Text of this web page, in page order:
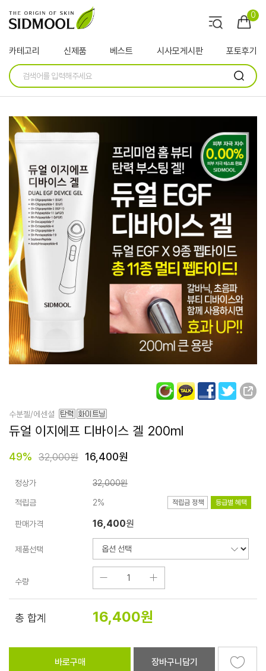
0
카테고리 신제품 베스트 시사모게시판 포토후기
수분젤/에센셜
듀얼 이지에프 디바이스 겔 200ml
49% 32,000원 16,400원
정상가 32,000원
적립금 2% 적립금 정책 등급별 혜택
판매가격 16,400원
제품선택
수량
총 합계 16,400원
바로구매 장바구니담기